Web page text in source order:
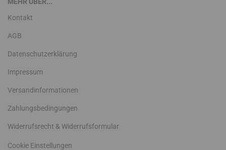
Kontakt
AGB
Datenschutzerklärung
Impressum
Versandinformationen
Zahlungsbedingungen
Widerrufsrecht & Widerrufsformular
Cookie Einstellungen